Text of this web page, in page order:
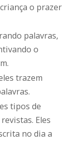
o prazer
palavras,
o
trazem
tipos de
Eles
no dia a